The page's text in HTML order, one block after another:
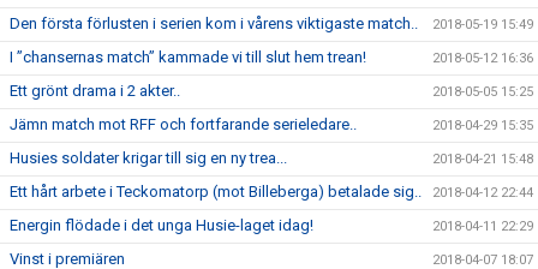
Den första förlusten i serien kom i vårens viktigaste match.. 2018-05-19 15:49
I ”chansernas match” kammade vi till slut hem trean! 2018-05-12 16:36
Ett grönt drama i 2 akter.. 2018-05-05 15:25
Jämn match mot RFF och fortfarande serieledare.. 2018-04-29 15:35
Husies soldater krigar till sig en ny trea... 2018-04-21 15:48
Ett hårt arbete i Teckomatorp (mot Billeberga) betalade sig.. 2018-04-12 22:44
Energin flödade i det unga Husie-laget idag! 2018-04-11 22:29
Vinst i premiären 2018-04-07 18:07